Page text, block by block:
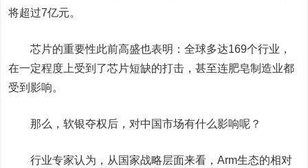
将超过7亿元。
芯片的重要性此前高盛也表明：全球多达169个行业，
在一定程度上受到了芯片短缺的打击，甚至连肥皂制造业都
受到影响。
那么，软银夺权后，对中国市场有什么影响呢？
行业专家认为，从国家战略层面来看，Arm生态的相对